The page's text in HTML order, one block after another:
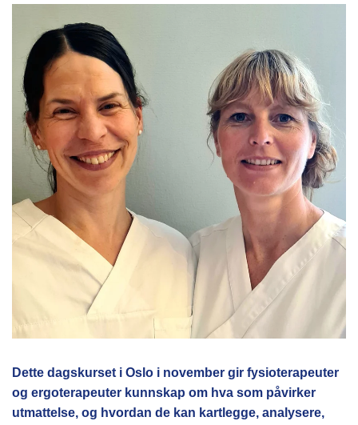
Dette dagskurset i Oslo i november gir fysioterapeuter
og ergoterapeuter kunnskap om hva som påvirker
utmattelse, og hvordan de kan kartlegge, analysere,